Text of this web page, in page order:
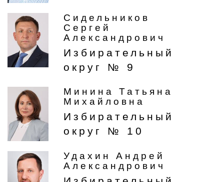
Сидельников
Сергей
Александрович
Избирательный
округ № 9
Минина Татьяна
Михайловна
Избирательный
округ № 10
Удахин Андрей
Александрович